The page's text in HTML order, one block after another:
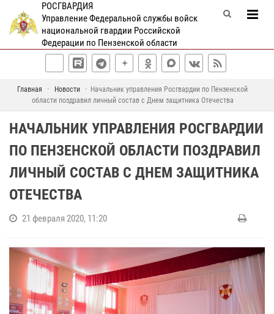
РОСГВАРДИЯ
Управление Федеральной службы войск
национальной гвардии Российской
Федерации по Пензенской области
Главная Новости
Начальник управления Росгвардии по Пензенской
области поздравил личный состав с Днем защитника Отечества
НАЧАЛЬНИК УПРАВЛЕНИЯ РОСГВАРДИИ
ПО ПЕНЗЕНСКОЙ ОБЛАСТИ ПОЗДРАВИЛ
ЛИЧНЫЙ СОСТАВ С ДНЕМ ЗАЩИТНИКА
ОТЕЧЕСТВА
21 февраля 2020, 11:20